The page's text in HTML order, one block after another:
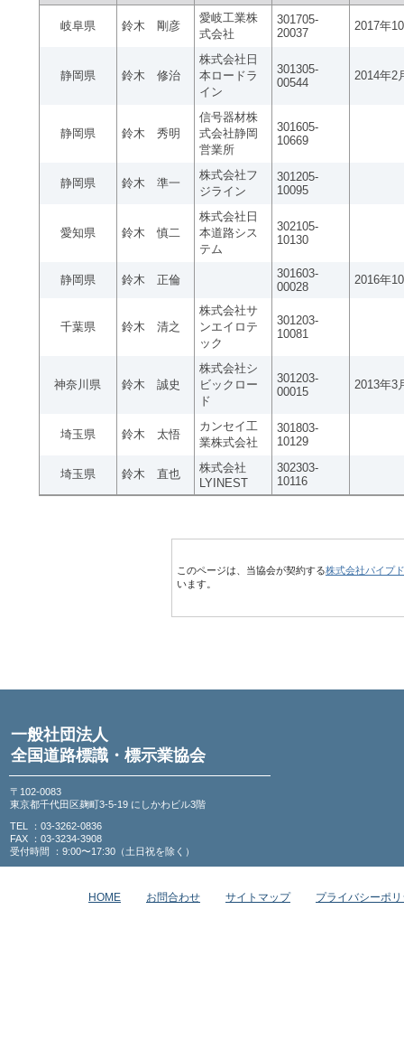
岐阜県 鈴木 剛彦
愛岐工業株
式会社
301705-
20037
2017年
静岡県 鈴木 修治
株式会社日
本ロードラ
イン
301305-
00544
2014年2
静岡県 鈴木 秀明
信号器材株
式会社静岡
営業所
301605-
10669
静岡県 鈴木 準一
株式会社フ
ジライン
301205-
10095
愛知県 鈴木 慎二
株式会社日
本道路シス
テム
302105-
10130
静岡県 鈴木 正倫
301603-
00028
2016年
千葉県 鈴木 清之
株式会社サ
ンエイロテ
ック
301203-
10081
神奈川県 鈴木 誠史
株式会社シ
ビックロー
ド
301203-
00015
2013年3
埼玉県 鈴木 太悟
カンセイ工
業株式会社
301803-
10129
埼玉県 鈴木 直也
株式会社
LYINEST
302303-
10116
このページは、当協会が契約する株式会社パイプ
います。
一般社団法人
全国道路標識・標示業協会
〒102-0083
東京都千代田区麹町3-5-19 にしかわビル3階
TEL ：03-3262-0836
FAX ：03-3234-3908
受付時間 ：9:00〜17:30（土日祝を除く）
HOME お問合わせ サイトマップ プライバシーポ